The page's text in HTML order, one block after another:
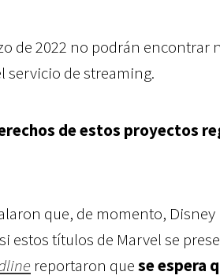
de 2022 no podrán encontrar
servicio de streaming.
de estos proyectos
que, de momento, Disney
estos títulos de Marvel se
reportaron quese espera